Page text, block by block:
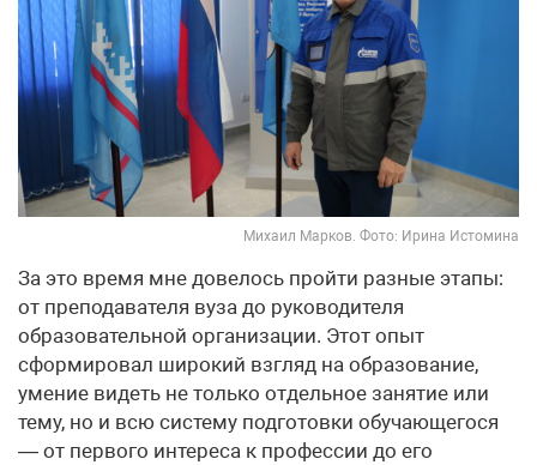
Михаил Марков. Фото: Ирина Истомина
За это время мне довелось пройти разные этапы:
от преподавателя вуза до руководителя
образовательной организации. Этот опыт
сформировал широкий взгляд на образование,
умение видеть не только отдельное занятие или
тему, но и всю систему подготовки обучающегося
— от первого интереса к профессии до его